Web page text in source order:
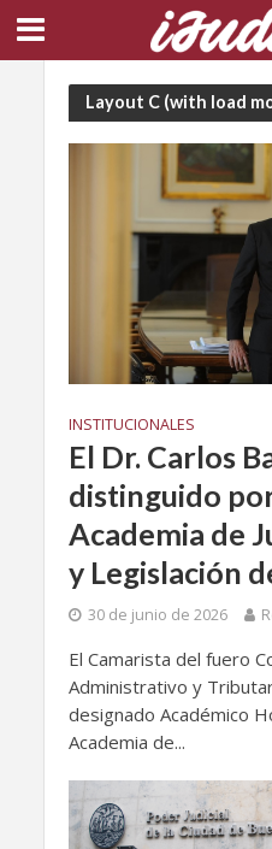
Layout C (with load
INSTITUCIONALES
El Dr. Carlos
distinguido
Academia de
y Legislación
30 de junio de 2026
El Camarista del fuero
Administrativo y
designado Académico
Academia de...